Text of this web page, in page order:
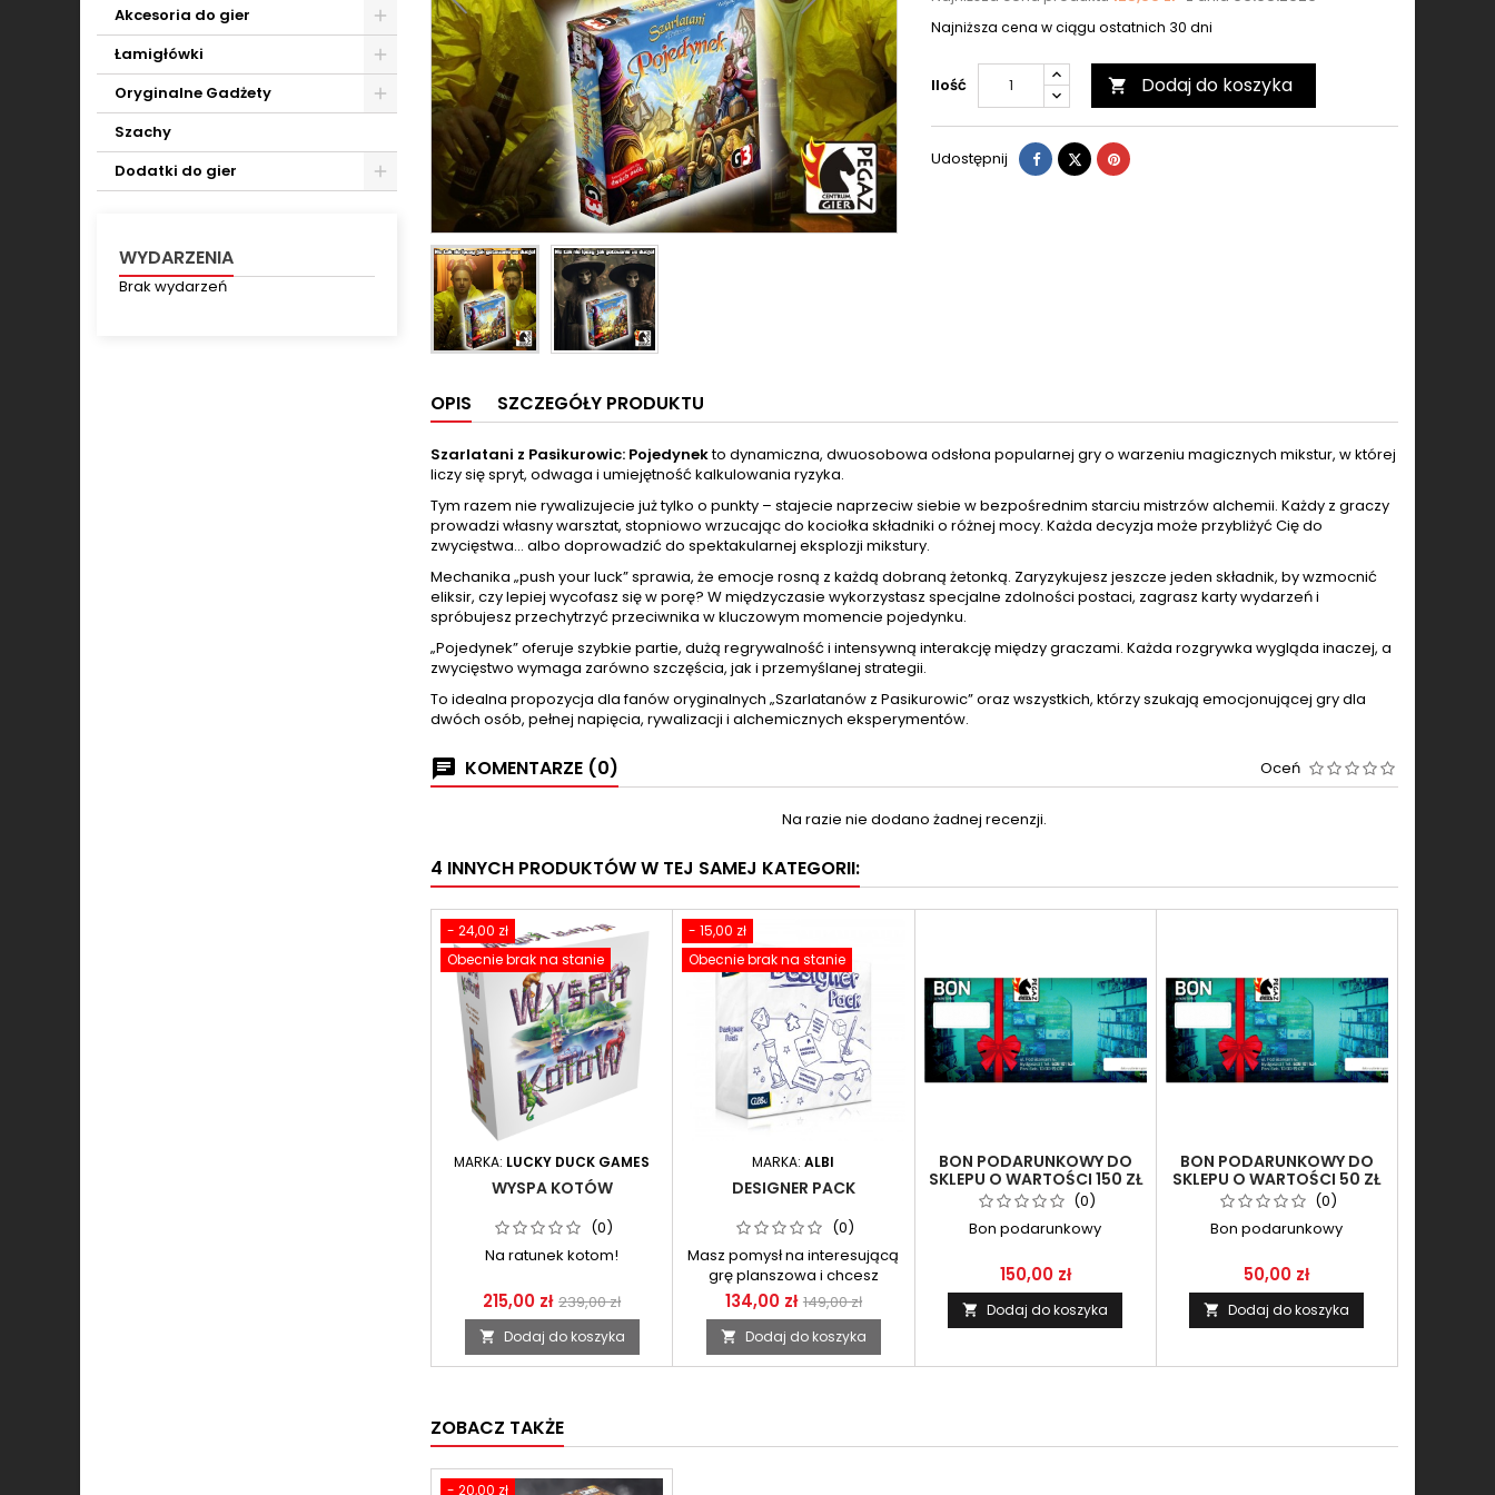
Toggle
Akcesoria do gier
Toggle
Łamigłówki
Toggle
Oryginalne Gadżety
Toggle
Szachy
Dodatki do gier
Toggle
WYDARZENIA
Brak wydarzeń
Najniższa cena w ciągu ostatnich 30 dni
Ilość  Dodaj do koszyka
Udostępnij Udostępnij
TweetujPinterest
OPIS SZCZEGÓŁY PRODUKTU
Szarlatani z Pasikurowic: Pojedynekto dynamiczna, dwuosobowa odsłona popularnej gry o warzeniu magicznych mikstur, w której
liczy się spryt, odwaga i umiejętność kalkulowania ryzyka.
Tym razem nie rywalizujecie już tylko o punkty – stajecie naprzeciw siebie w bezpośrednim starciu mistrzów alchemii. Każdy z graczy
prowadzi własny warsztat, stopniowo wrzucając do kociołka składniki o różnej mocy. Każda decyzja może przybliżyć Cię do
zwycięstwa… albo doprowadzić do spektakularnej eksplozji mikstury.
Mechanika „push your luck” sprawia, że emocje rosną z każdą dobraną żetonką. Zaryzykujesz jeszcze jeden składnik, by wzmocnić
eliksir, czy lepiej wycofasz się w porę? W międzyczasie wykorzystasz specjalne zdolności postaci, zagrasz karty wydarzeń i
spróbujesz przechytrzyć przeciwnika w kluczowym momencie pojedynku.
„Pojedynek” oferuje szybkie partie, dużą regrywalność i intensywną interakcję między graczami. Każda rozgrywka wygląda inaczej, a
zwycięstwo wymaga zarówno szczęścia, jak i przemyślanej strategii.
To idealna propozycja dla fanów oryginalnych „Szarlatanów z Pasikurowic” oraz wszystkich, którzy szukają emocjonującej gry dla
dwóch osób, pełnej napięcia, rywalizacji i alchemicznych eksperymentów.
KOMENTARZE (0) Oceń
Na razie nie dodano żadnej recenzji.
4 INNYCH PRODUKTÓW W TEJ SAMEJ KATEGORII:
- 24,00 zł
Obecnie brak na stanie
MARKA: LUCKY DUCK GAMES
WYSPA KOTÓW
(0)
Na ratunek kotom!
215,00 zł 239,00 zł
 Dodaj do koszyka
- 15,00 zł
Obecnie brak na stanie
MARKA:ALBI
DESIGNER PACK
(0)
Masz pomysł na interesującą
grę planszowa i chcesz
spróbować ją opublikować?
134,00 zł 149,00 zł
 Dodaj do koszyka
BON PODARUNKOWY DO
SKLEPU O WARTOŚCI 150 ZŁ
(0)
Bon podarunkowy
150,00 zł
 Dodaj do koszyka
BON PODARUNKOWY DO
SKLEPU O WARTOŚCI 50 ZŁ
(0)
Bon podarunkowy
50,00 zł
 Dodaj do koszyka
ZOBACZ TAKŻE
- 20,00 zł